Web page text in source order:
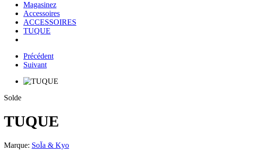
Magasinez
Accessoires
ACCESSOIRES
TUQUE
Précédent
Suivant
Solde
TUQUE
Marque: SoÏa & Kyo